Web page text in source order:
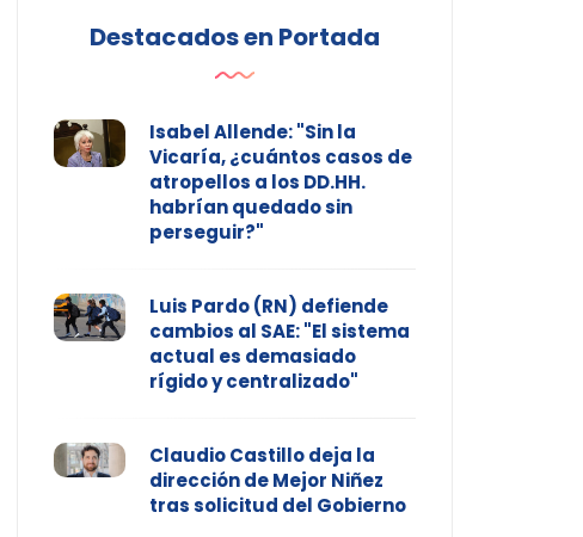
Destacados en Portada
Isabel Allende: "Sin la
Vicaría, ¿cuántos casos de
atropellos a los DD.HH.
habrían quedado sin
perseguir?"
Luis Pardo (RN) defiende
cambios al SAE: "El sistema
actual es demasiado
rígido y centralizado"
Claudio Castillo deja la
dirección de Mejor Niñez
tras solicitud del Gobierno